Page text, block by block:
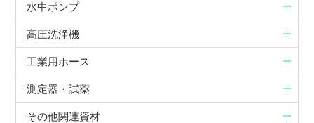
水中ポンプ
高圧洗浄機
工業用ホース
測定器・試薬
その他関連資材